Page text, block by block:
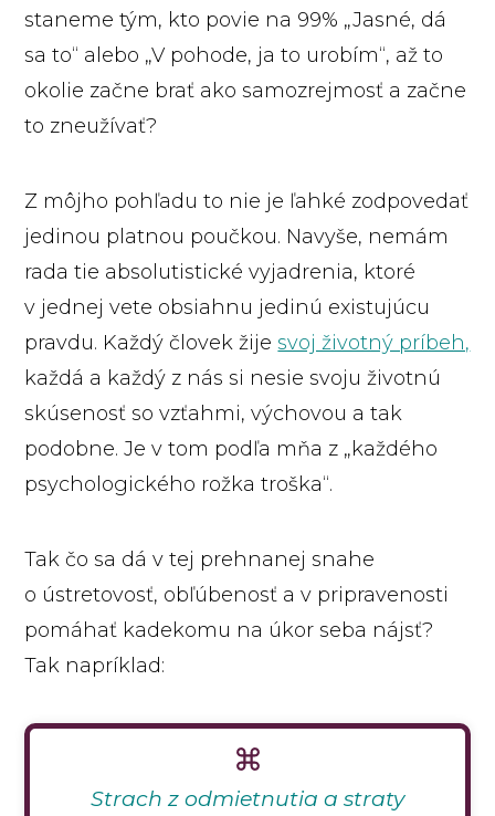
staneme tým, kto povie na 99% „Jasné, dá
sa to“ alebo „V pohode, ja to urobím“, až to
okolie začne brať ako samozrejmosť a začne
to zneužívať?
Z môjho pohľadu to nie je ľahké zodpovedať
jedinou platnou poučkou. Navyše, nemám
rada tie absolutistické vyjadrenia, ktoré
v jednej vete obsiahnu jedinú existujúcu
pravdu. Každý človek žijesvoj životný príbeh,
každá a každý z nás si nesie svoju životnú
skúsenosť so vzťahmi, výchovou a tak
podobne. Je v tom podľa mňa z „každého
psychologického rožka troška“.
Tak čo sa dá v tej prehnanej snahe
o ústretovosť, obľúbenosť a v pripravenosti
pomáhať kadekomu na úkor seba nájsť?
Tak napríklad:
Strach z odmietnutia a straty